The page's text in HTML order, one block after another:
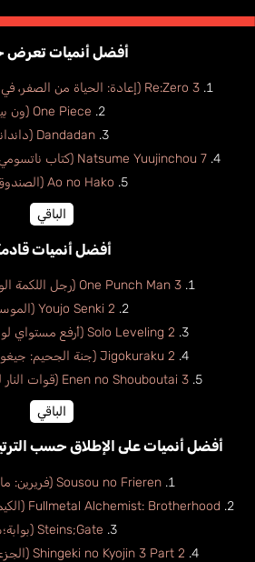
أفضل أنميات تعرض
Re:Zero 3 (إعادة: الحياة من الصفر، في عالم أخر الموسم الثالث)
One Piece (ون بيس)
Dandadan (دانداندان)
Natsume Yuujinchou 7 (كتاب ناتسومي للأصدقاء الموسم السابع)
Ao no Hako (الصندوق الأزرق)
الباقي
أفضل أنميات
One Punch Man 3 (رجل اللكمة الواحدة الموسم الثالث)
Youjo Senki 2 (الموسم الثاني)
Solo Leveling 2 (أرفع مستواي لوحدي الموسم الثاني)
Jigokuraku 2 (جنة الجحيم: جيغوكُراكُ الموسم الثاني)
Enen no Shouboutai 3 (قوات النار للإطفاء الموسم الثالث)
الباقي
أفضل أنميات على الإطلاق حسب
Sousou no Frieren (فريرين: ما وراء نهاية الرحلة)
Fullmetal Alchemist: Brotherhood (الكيميائي المعدني الكامل: الأخوة)
Steins;Gate (بوابة؛ستاينز)
Shingeki no Kyojin 3 Part 2 (الجزء الثاني للموسم الثالث)